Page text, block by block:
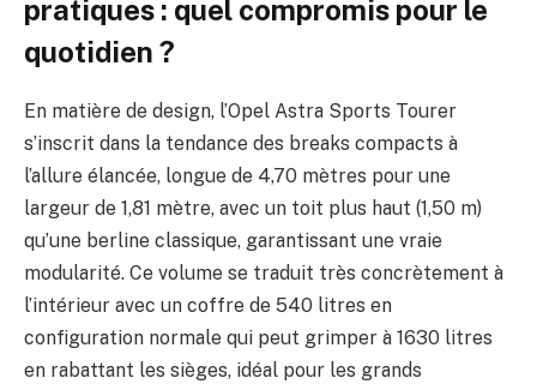
pratiques : quel compromis pour le
quotidien ?
En matière de design, l’Opel Astra Sports Tourer
s’inscrit dans la tendance des breaks compacts à
l’allure élancée, longue de 4,70 mètres pour une
largeur de 1,81 mètre, avec un toit plus haut (1,50 m)
qu’une berline classique, garantissant une vraie
modularité. Ce volume se traduit très concrètement à
l’intérieur avec un coffre de 540 litres en
configuration normale qui peut grimper à 1630 litres
en rabattant les sièges, idéal pour les grands